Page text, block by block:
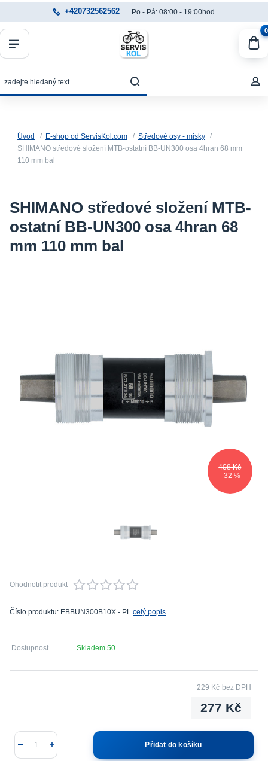
+420732562562 Po - Pá: 08:00 - 19:00hod
0
Úvod E-shop od ServisKol.com
Středové osy - misky
SHIMANO středové složení MTB-ostatní BB-UN300 osa 4hran 68 mm
110 mm bal
SHIMANO středové složení MTB-
ostatní BB-UN300 osa 4hran 68
mm 110 mm bal
408 Kč
- 32 %
Ohodnotit produkt
Číslo produktu: EBBUN300B10X - PL celý popis
Dostupnost Skladem 50
277 Kč
229 Kč bez DPH
Přidat do košíku